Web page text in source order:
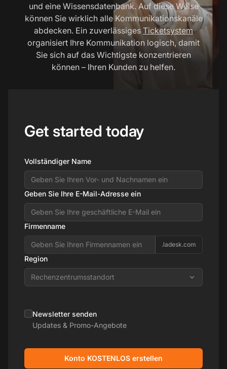
und eine Wissensdatenbank. Auf diese Weise
können Sie wirklich alle Kommunikationskanäle
abdecken. Ein zuverlässigesTicketsystem
organisiert Ihre Kommunikation logisch, damit
Sie sich auf das Wichtigste konzentrieren
können – Ihren Kunden zu helfen.
Get started today
Vollständiger Name
Geben Sie Ihre E-Mail-Adresse ein
Firmenname
.ladesk.com
Region
Rechenzentrumsstandort
Newsletter senden
Updates & Promo-Angebote
Konto KOSTENLOS erstellen